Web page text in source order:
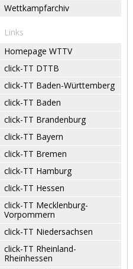
Wettkampfarchiv
Links
Homepage WTTV
click-TT DTTB
click-TT Baden-Württemberg
click-TT Baden
click-TT Brandenburg
click-TT Bayern
click-TT Bremen
click-TT Hamburg
click-TT Hessen
click-TT Mecklenburg-
Vorpommern
click-TT Niedersachsen
click-TT Rheinland-
Rheinhessen